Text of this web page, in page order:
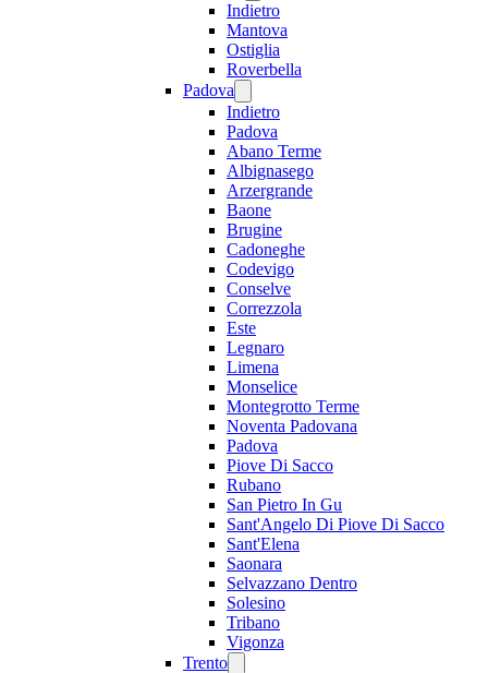
Indietro
Mantova
Ostiglia
Roverbella
Padova
Indietro
Padova
Abano Terme
Albignasego
Arzergrande
Baone
Brugine
Cadoneghe
Codevigo
Conselve
Correzzola
Este
Legnaro
Limena
Monselice
Montegrotto Terme
Noventa Padovana
Padova
Piove Di Sacco
Rubano
San Pietro In Gu
Sant'Angelo Di Piove Di Sacco
Sant'Elena
Saonara
Selvazzano Dentro
Solesino
Tribano
Vigonza
Trento